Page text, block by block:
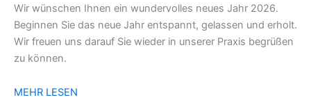
Wir wünschen Ihnen ein wundervolles neues Jahr 2026.
Beginnen Sie das neue Jahr entspannt, gelassen und erholt.
Wir freuen uns darauf Sie wieder in unserer Praxis begrüßen
zu können.
MEHR LESEN